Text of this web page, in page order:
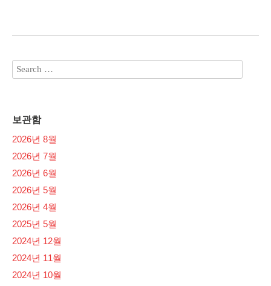
보관함
2026년 8월
2026년 7월
2026년 6월
2026년 5월
2026년 4월
2025년 5월
2024년 12월
2024년 11월
2024년 10월